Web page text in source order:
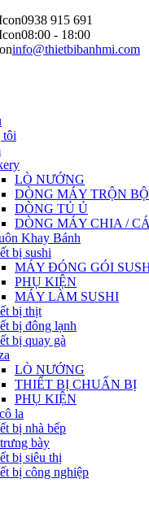
0938 915 691
08:00 - 18:00
info@thietbibanhmi.com
tôi
LÒ NƯỚNG
DÒNG MÁY TRỘN
DÒNG TỦ Ủ
DÒNG MÁY CHIA /
Khay Bánh
bị sushi
MÁY ĐÓNG GÓI
PHỤ KIỆN
MÁY LÀM SUSHI
bị thịt
bị đông lạnh
bị quay gà
LÒ NƯỚNG
THIẾT BỊ CHUẨN BỊ
PHỤ KIỆN
la
bị nhà bếp
bày
bị siêu thị
bị công nghiệp